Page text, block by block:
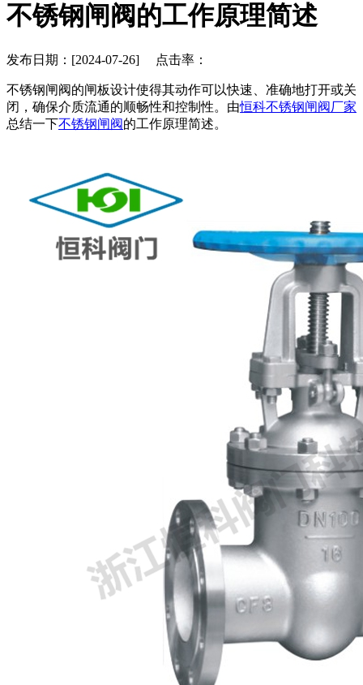
不锈钢闸阀的工作原理简述
发布日期：[2024-07-26] 点击率：
不锈钢闸阀的闸板设计使得其动作可以快速、准确地打开或关
闭，确保介质流通的顺畅性和控制性。由恒科不锈钢闸阀厂家
总结一下不锈钢闸阀的工作原理简述。